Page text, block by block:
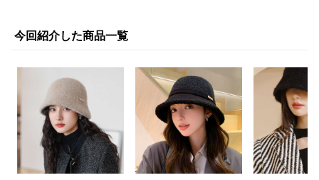
今回紹介した商品一覧